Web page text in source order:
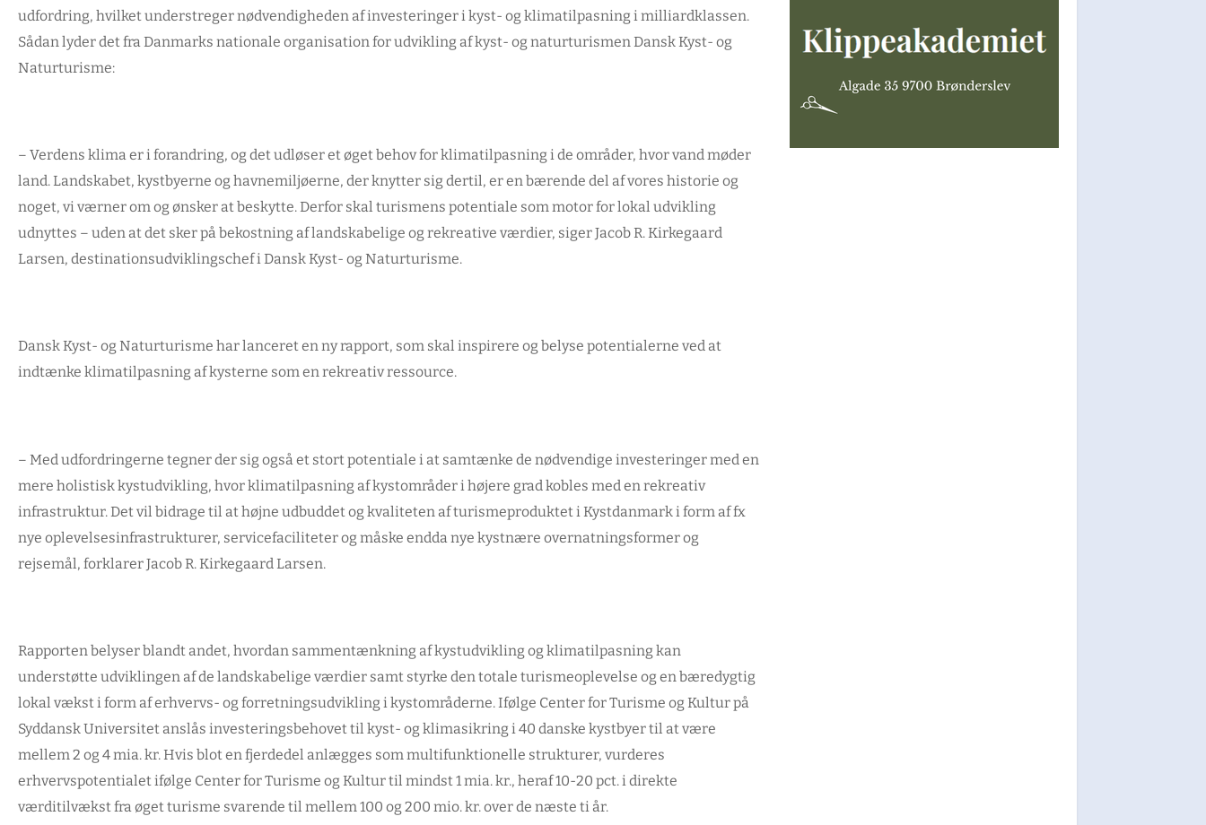
udfordring, hvilket understreger nødvendigheden af investeringer i kyst- og klimatilpasning i milliardklassen.
Sådan lyder det fra Danmarks nationale organisation for udvikling af kyst- og naturturismen Dansk Kyst- og
Naturturisme:
– Verdens klima er i forandring, og det udløser et øget behov for klimatilpasning i de områder, hvor vand møder
land. Landskabet, kystbyerne og havnemiljøerne, der knytter sig dertil, er en bærende del af vores historie og
noget, vi værner om og ønsker at beskytte. Derfor skal turismens potentiale som motor for lokal udvikling
udnyttes – uden at det sker på bekostning af landskabelige og rekreative værdier, siger Jacob R. Kirkegaard
Larsen, destinationsudviklingschef i Dansk Kyst- og Naturturisme.
Dansk Kyst- og Naturturisme har lanceret en ny rapport, som skal inspirere og belyse potentialerne ved at
indtænke klimatilpasning af kysterne som en rekreativ ressource.
– Med udfordringerne tegner der sig også et stort potentiale i at samtænke de nødvendige investeringer med en
mere holistisk kystudvikling, hvor klimatilpasning af kystområder i højere grad kobles med en rekreativ
infrastruktur. Det vil bidrage til at højne udbuddet og kvaliteten af turismeproduktet i Kystdanmark i form af fx
nye oplevelsesinfrastrukturer, servicefaciliteter og måske endda nye kystnære overnatningsformer og
rejsemål, forklarer Jacob R. Kirkegaard Larsen.
Rapporten belyser blandt andet, hvordan sammentænkning af kystudvikling og klimatilpasning kan
understøtte udviklingen af de landskabelige værdier samt styrke den totale turismeoplevelse og en bæredygtig
lokal vækst i form af erhvervs- og forretningsudvikling i kystområderne. Ifølge Center for Turisme og Kultur på
Syddansk Universitet anslås investeringsbehovet til kyst- og klimasikring i 40 danske kystbyer til at være
mellem 2 og 4 mia. kr. Hvis blot en fjerdedel anlægges som multifunktionelle strukturer, vurderes
erhvervspotentialet ifølge Center for Turisme og Kultur til mindst 1 mia. kr., heraf 10-20 pct. i direkte
værditilvækst fra øget turisme svarende til mellem 100 og 200 mio. kr. over de næste ti år.